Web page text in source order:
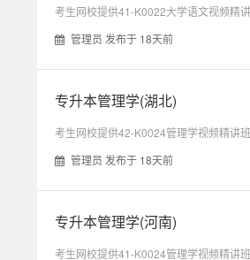
考生网校提供41-K0022大学语文视频精
管理员 发布于 18天前
专升本管理学(湖北)
考生网校提供42-K0024管理学视频精讲
管理员 发布于 18天前
专升本管理学(河南)
考生网校提供41-K0024管理学视频精讲